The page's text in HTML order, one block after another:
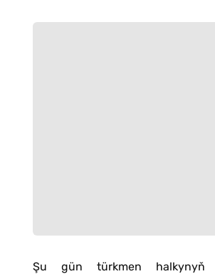
Şu gün türkmen halkynyň